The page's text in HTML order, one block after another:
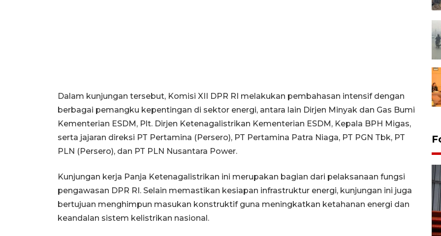
Dalam kunjungan tersebut, Komisi XII DPR RI melakukan pembahasan intensif dengan
berbagai pemangku kepentingan di sektor energi, antara lain Dirjen Minyak dan Gas Bumi
Kementerian ESDM, Plt. Dirjen Ketenagalistrikan Kementerian ESDM, Kepala BPH Migas,
serta jajaran direksi PT Pertamina (Persero), PT Pertamina Patra Niaga, PT PGN Tbk, PT
PLN (Persero), dan PT PLN Nusantara Power.
Kunjungan kerja Panja Ketenagalistrikan ini merupakan bagian dari pelaksanaan fungsi
pengawasan DPR RI. Selain memastikan kesiapan infrastruktur energi, kunjungan ini juga
bertujuan menghimpun masukan konstruktif guna meningkatkan ketahanan energi dan
keandalan sistem kelistrikan nasional.